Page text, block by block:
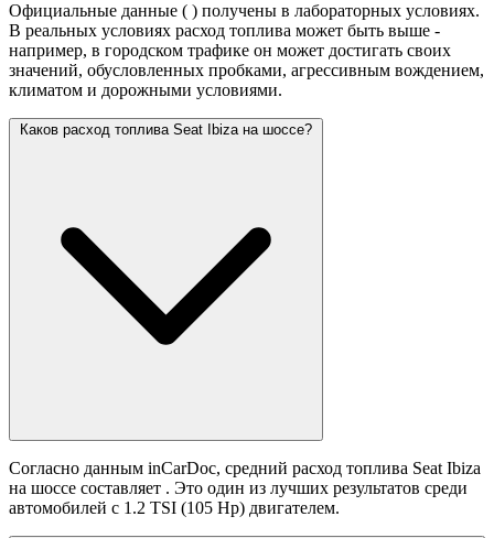
Официальные данные ( ) получены в лабораторных условиях.
В реальных условиях расход топлива может быть выше -
например, в городском трафике он может достигать своих
значений, обусловленных пробками, агрессивным вождением,
климатом и дорожными условиями.
Каков расход топлива Seat Ibiza на шоссе?
Согласно данным inCarDoc, средний расход топлива Seat Ibiza
на шоссе составляет . Это один из лучших результатов среди
автомобилей с 1.2 TSI (105 Hp) двигателем.